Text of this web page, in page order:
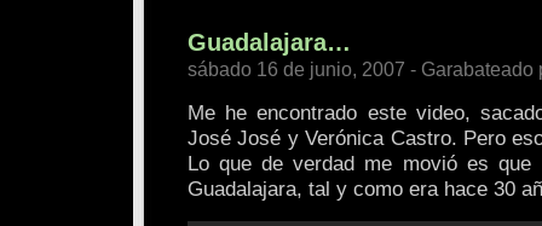
Guadalajara…
sábado 16 de junio, 2007 - Garabateado
Me he encontrado este video,
José José y Verónica Castro. Pero
Lo que de verdad me movió es que
Guadalajara, tal y como era hace 30